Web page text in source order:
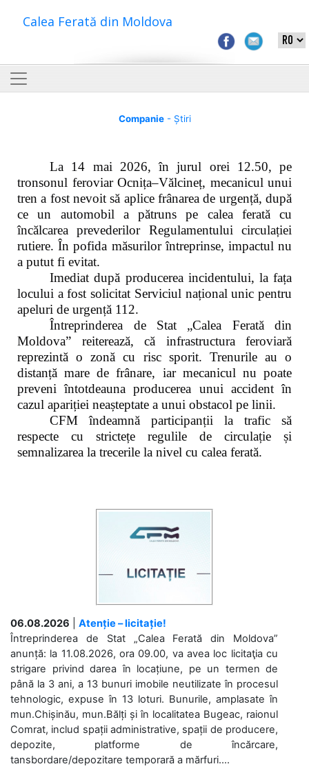
Calea Ferată din Moldova
Companie- Știri
La 14 mai 2026, în jurul orei 12.50, pe
tronsonul feroviar Ocnița–Vălcineț, mecanicul unui
tren a fost nevoit să aplice frânarea de urgență, după
ce un automobil a pătruns pe calea ferată cu
încălcarea prevederilor Regulamentului circulației
rutiere. În pofida măsurilor întreprinse, impactul nu
a putut fi evitat.
Imediat după producerea incidentului, la fața
locului a fost solicitat Serviciul național unic pentru
apeluri de urgență 112.
Întreprinderea de Stat „Calea Ferată din
Moldova” reiterează, că infrastructura feroviară
reprezintă o zonă cu risc sporit. Trenurile au o
distanță mare de frânare, iar mecanicul nu poate
preveni întotdeauna producerea unui accident în
cazul apariției neașteptate a unui obstacol pe linii.
CFM îndeamnă participanții la trafic să
respecte cu strictețe regulile de circulație și
semnalizarea la trecerile la nivel cu calea ferată.
06.08.2026
Atenție – licitație!
Întreprinderea de Stat „Calea Ferată din Moldova”
anunță: la 11.08.2026, ora 09.00, va avea loc licitaţia cu
strigare privind darea în locațiune, pe un termen de
până la 3 ani, a 13 bunuri imobile neutilizate în procesul
tehnologic, expuse în 13 loturi. Bunurile, amplasate în
mun.Chișinău, mun.Bălți și în localitatea Bugeac, raionul
Comrat, includ spații administrative, spații de producere,
depozite, platforme de încărcare,
tansbordare/depozitare temporară a mărfuri....